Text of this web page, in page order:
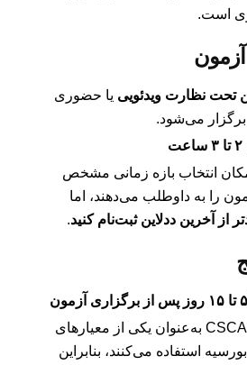
است.
تحت نظارت ویدئویی یا حضوری
می‌شود.
۲ تا ۳ ساعت
انتخاب بازه زمانی مشخص
را به داوطلب می‌دهند، اما
از آخرین ددلاین ثبت‌نام کنید.
۵ تا ۱۵ روز پس از برگزاری آزمون
دانشگاه‌ها از نمره CSCA به‌عنوان یکی از معیارهای
استفاده می‌کنند، بنابراین